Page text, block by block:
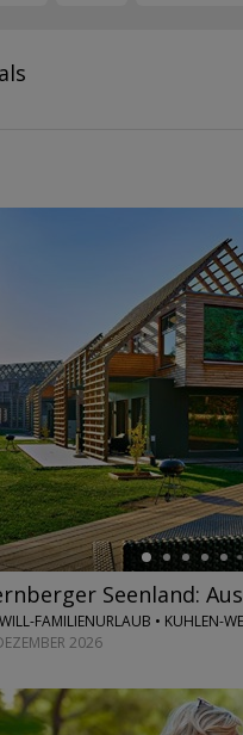
Seenland:
FAMILIENURLAUB • KUHLEN-
2026